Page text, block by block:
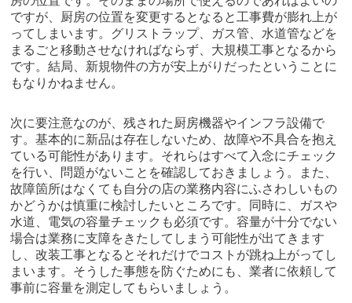
ですが、厨房の位置を変更するとなると工事費が膨れ上が
ってしまいます。グリストラップ、ガス管、水道管などを
まるごと移動させなければならず、大規模工事となるから
です。結局、新規物件の方が安上がりだったということに
もなりかねません。
次に要注意なのが、残された厨房機器やインフラ設備で
す。基本的に新品は存在しないため、故障や不具合を抱え
ている可能性があります。それらはすべて入念にチェック
を行い、問題がないことを確認しておきましょう。また、
故障箇所はなくても自分の店の業務内容にふさわしいもの
かどうかは慎重に検討したいところです。同時に、ガスや
水道、電気の容量チェックも必須です。容量が十分でない
場合は業務に支障をきたしてしまう可能性が出てきます
し、改装工事となるとそれだけでコストが跳ね上がってし
まいます。そうした事態を防ぐためにも、業者に依頼して
事前に容量を測定してもらいましょう。